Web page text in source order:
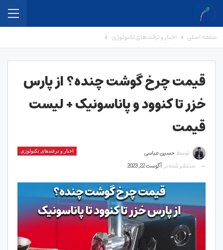
صفحه اصلی اخبار و ترفندهای تکنولوژی
قیمت چرخ‌ گوشت چنده؟ از پارس
خزر تا کنوود و پاناسونیک + لیست
قیمت
اخبار و ترفندهای تکنولوژی توسط حسین عباسی
منتشر شده در آگوست 22, 2023